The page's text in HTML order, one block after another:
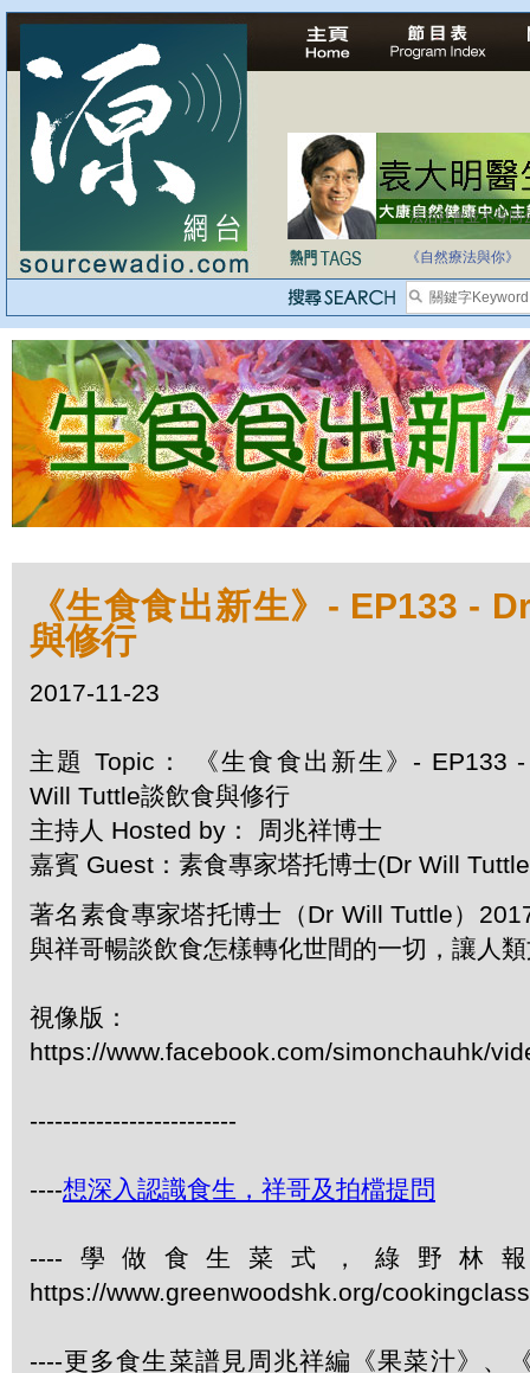
法治社會並不等同
《自然療法與你》
《生食食出新生》- EP133 -
與修行
2017-11-23
主題 Topic： 《生食食出新生》- EP133 -
Will Tuttle談飲食與修行
主持人 Hosted by： 周兆祥博士
嘉賓 Guest：素食專家塔托博士(Dr Will
著名素食專家塔托博士（Dr Will Tuttle）
與祥哥暢談飲食怎樣轉化世間的一切，讓人
視像版：
https://www.facebook.com/simonchauhk/
-------------------------
----想深入認識食生，祥哥及拍檔提問
----學做食生菜式，綠野林
https://www.greenwoodshk.org/
----更多食生菜譜見周兆祥編《果菜汁》、